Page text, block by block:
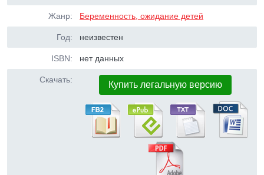
Жанр: Беременность, ожидание детей
Год: неизвестен
ISBN: нет данных
Скачать: Купить легальную версию